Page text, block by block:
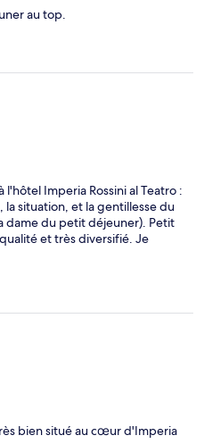
au top.
Imperia Rossini al Teatro :
situation, et la gentillesse du
dame du petit déjeuner). Petit
et très diversifié. Je
bien situé au cœur d'Imperia